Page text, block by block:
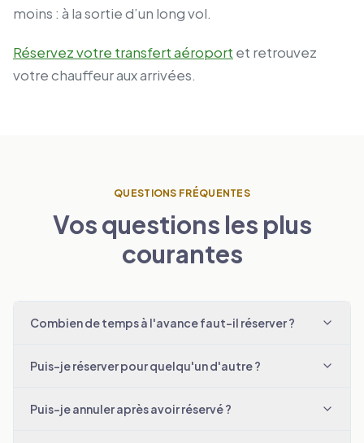
moins : à la sortie d’un long vol.
Réservez votre transfert aéroport et retrouvez
votre chauffeur aux arrivées.
QUESTIONS FRÉQUENTES
Vos questions les plus
courantes
Combien de temps à l'avance faut-il réserver ?
Puis-je réserver pour quelqu'un d'autre ?
Puis-je annuler après avoir réservé ?